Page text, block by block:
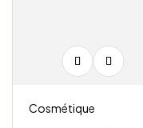
Cosmétique